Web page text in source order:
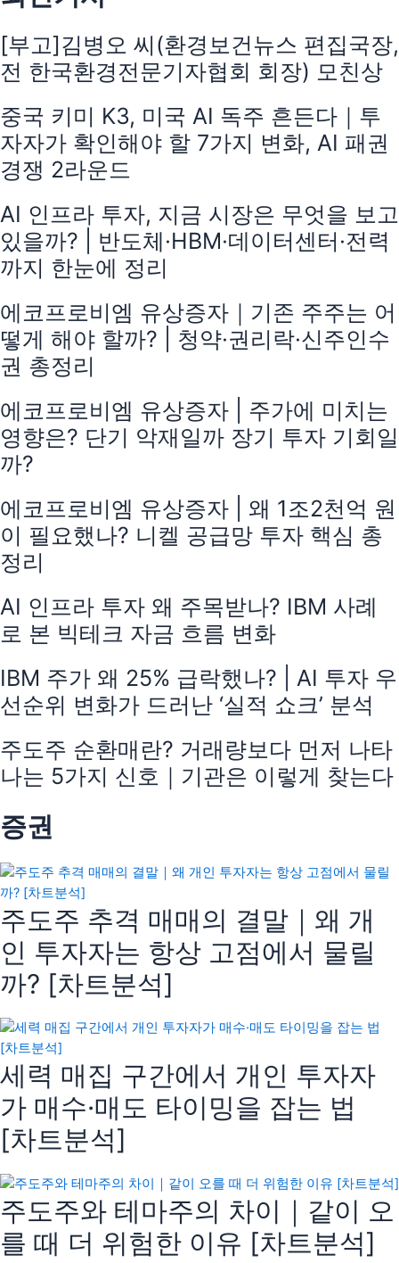
[부고]김병오 씨(환경보건뉴스 편집국장,
전 한국환경전문기자협회 회장) 모친상
중국 키미 K3, 미국 AI 독주 흔든다｜투
자자가 확인해야 할 7가지 변화, AI 패권
경쟁 2라운드
AI 인프라 투자, 지금 시장은 무엇을 보고
있을까? | 반도체·HBM·데이터센터·전력
까지 한눈에 정리
에코프로비엠 유상증자｜기존 주주는 어
떻게 해야 할까? | 청약·권리락·신주인수
권 총정리
에코프로비엠 유상증자 | 주가에 미치는
영향은? 단기 악재일까 장기 투자 기회일
까?
에코프로비엠 유상증자 | 왜 1조2천억 원
이 필요했나? 니켈 공급망 투자 핵심 총
정리
AI 인프라 투자 왜 주목받나? IBM 사례
로 본 빅테크 자금 흐름 변화
IBM 주가 왜 25% 급락했나? | AI 투자 우
선순위 변화가 드러난 ‘실적 쇼크’ 분석
주도주 순환매란? 거래량보다 먼저 나타
나는 5가지 신호｜기관은 이렇게 찾는다
증권
주도주 추격 매매의 결말｜왜 개
인 투자자는 항상 고점에서 물릴
까? [차트분석]
세력 매집 구간에서 개인 투자자
가 매수·매도 타이밍을 잡는 법
[차트분석]
주도주와 테마주의 차이｜같이 오
를 때 더 위험한 이유 [차트분석]